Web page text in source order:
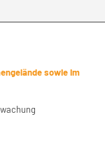
sowie im